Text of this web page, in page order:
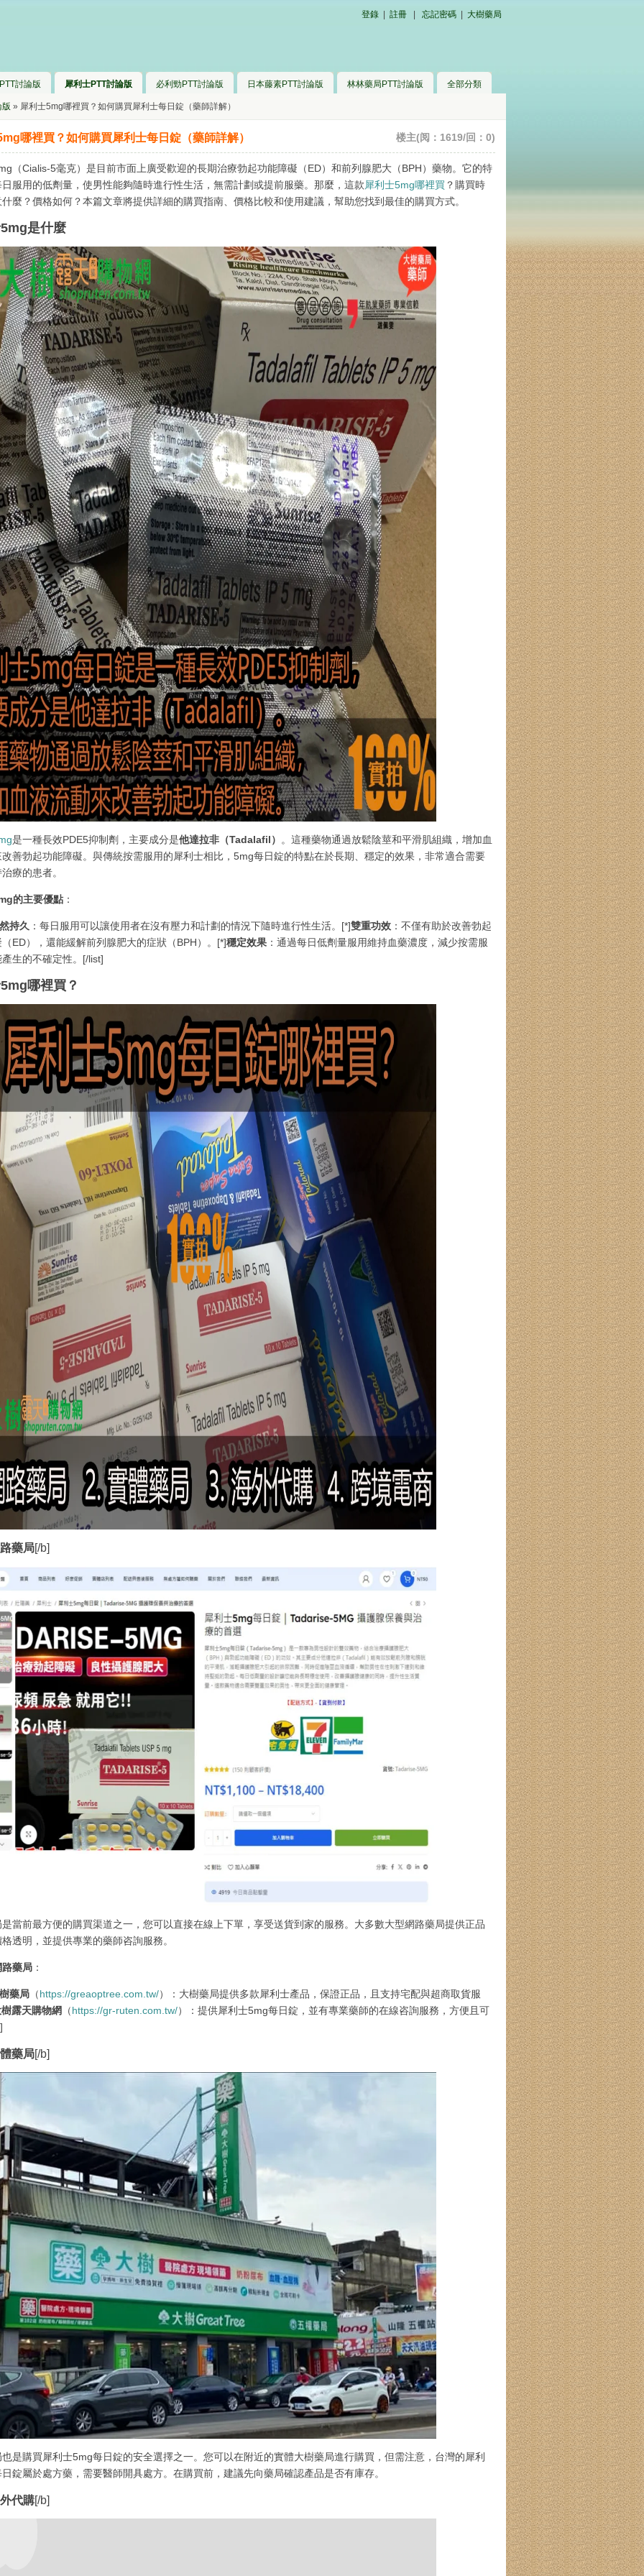
登錄 註冊 忘記密碼 大樹藥局
討論版 犀利士PTT討論版 必利勁PTT討論版 日本藤素PTT討論版 林林藥局PTT討論版 全部分類
版 » 犀利士5mg哪裡買？如何購買犀利士每日錠（藥師詳解）
楼主(阅：1619/回：0)
哪裡買？如何購買犀利士每日錠（藥師詳解）
（Cialis-5毫克）是目前市面上廣受歡迎的長期治療勃起功能障礙（ED）和前列腺肥大（BPH）藥物。它的特
服用的低劑量，使男性能夠隨時進行性生活，無需計劃或提前服藥。那麼，這款犀利士5mg哪裡買 ？購買時
麼？價格如何？本篇文章將提供詳細的購買指南、價格比較和使用建議，幫助您找到最佳的購買方式。
是什麼
是一種長效PDE5抑制劑，主要成分是他達拉非（Tadalafil）
。這種藥物通過放鬆陰莖和平滑肌組織，增加血
善勃起功能障礙。與傳統按需服用的犀利士相比，5mg每日錠的特點在於長期、穩定的效果，非常適合需要
療的患者。
的主要優點 ：
持久 ：每日服用可以讓使用者在沒有壓力和計劃的情況下隨時進行性生活。[*]雙重功效 ：不僅有助於改善勃起
ED），還能緩解前列腺肥大的症狀（BPH）。[*]穩定效果 ：通過每日低劑量服用維持血藥濃度，減少按需服
生的不確定性。[/list]
哪裡買？
藥局[/b]
當前最方便的購買渠道之一，您可以直接在線上下單，享受送貨到家的服務。大多數大型網路藥局提供正品
透明，並提供專業的藥師咨詢服務。
藥局 ：
藥局 （https://greaoptree.com.tw/）：大樹藥局提供多款犀利士產品，保證正品，且支持宅配與超商取貨服
露天購物網 （https://gr-ruten.com.tw/）：提供犀利士5mg每日錠，並有專業藥師的在線咨詢服務，方便且可
藥局[/b]
是購買犀利士5mg每日錠的安全選擇之一。您可以在附近的實體大樹藥局進行購買，但需注意，台灣的犀利
錠屬於處方藥，需要醫師開具處方。在購買前，建議先向藥局確認產品是否有庫存。
代購[/b]